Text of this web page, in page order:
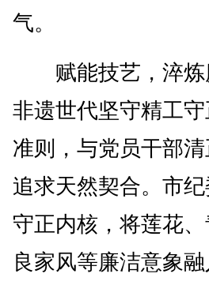
气。
赋能技艺，淬炼
非遗世代坚守精工
准则，与党员干部
追求天然契合。市
守正内核，将莲花
良家风等廉洁意象